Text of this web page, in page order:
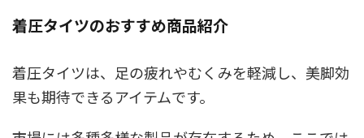
着圧タイツのおすすめ商品紹介
着圧タイツは、足の疲れやむくみを軽減し、美脚効
果も期待できるアイテムです。